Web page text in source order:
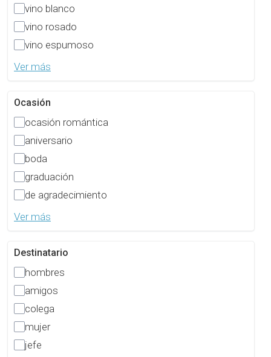
vino blanco
vino rosado
vino espumoso
Ver más
Ocasión
ocasión romántica
aniversario
boda
graduación
de agradecimiento
Ver más
Destinatario
hombres
amigos
colega
mujer
jefe